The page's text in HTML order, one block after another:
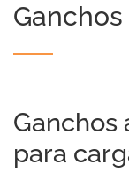
Ganchos
Ganchos
para